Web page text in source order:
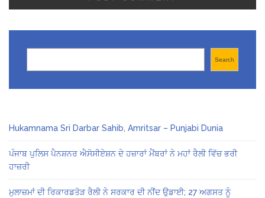
Search
Hukamnama Sri Darbar Sahib, Amritsar – Punjabi Dunia
ਪੰਜਾਬ ਪੁਲਿਸ ਪੈਨਸ਼ਨਰ ਐਸੋਸੀਏਸ਼ਨ ਦੇ ਹਜ਼ਾਰਾਂ ਮੈਂਬਰਾਂ ਨੇ ਮਹਾਂ ਰੈਲੀ ਵਿੱਚ ਭਰੀ
ਹਾਜ਼ਰੀ
ਮੁਲਾਜ਼ਮਾਂ ਦੀ ਰਿਕਾਰਡਤੋੜ ਰੈਲੀ ਨੇ ਸਰਕਾਰ ਦੀ ਨੀਂਦ ਉਡਾਈ; 27 ਅਗਸਤ ਨੂੰ